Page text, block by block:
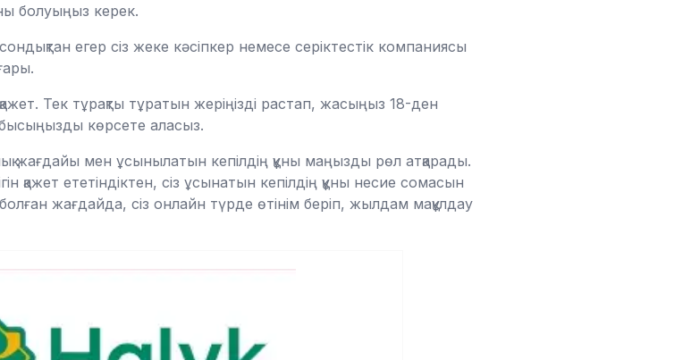
болуыңыз керек.
егер сіз жеке кәсіпкер немесе серіктестік компаниясы
Тек тұрақты тұратын жеріңізді растап, жасыңыз 18-ден
көрсете аласыз.
жағдайы мен ұсынылатын кепілдің құны маңызды рөл атқарады.
қажет ететіндіктен, сіз ұсынатын кепілдің құны несие сомасын
жағдайда, сіз онлайн түрде өтінім беріп, жылдам мақұлдау